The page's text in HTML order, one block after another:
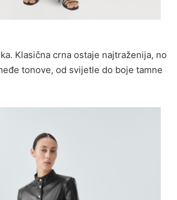
Klasična crna ostaje najtraženija, no
tonove, od svijetle do boje tamne